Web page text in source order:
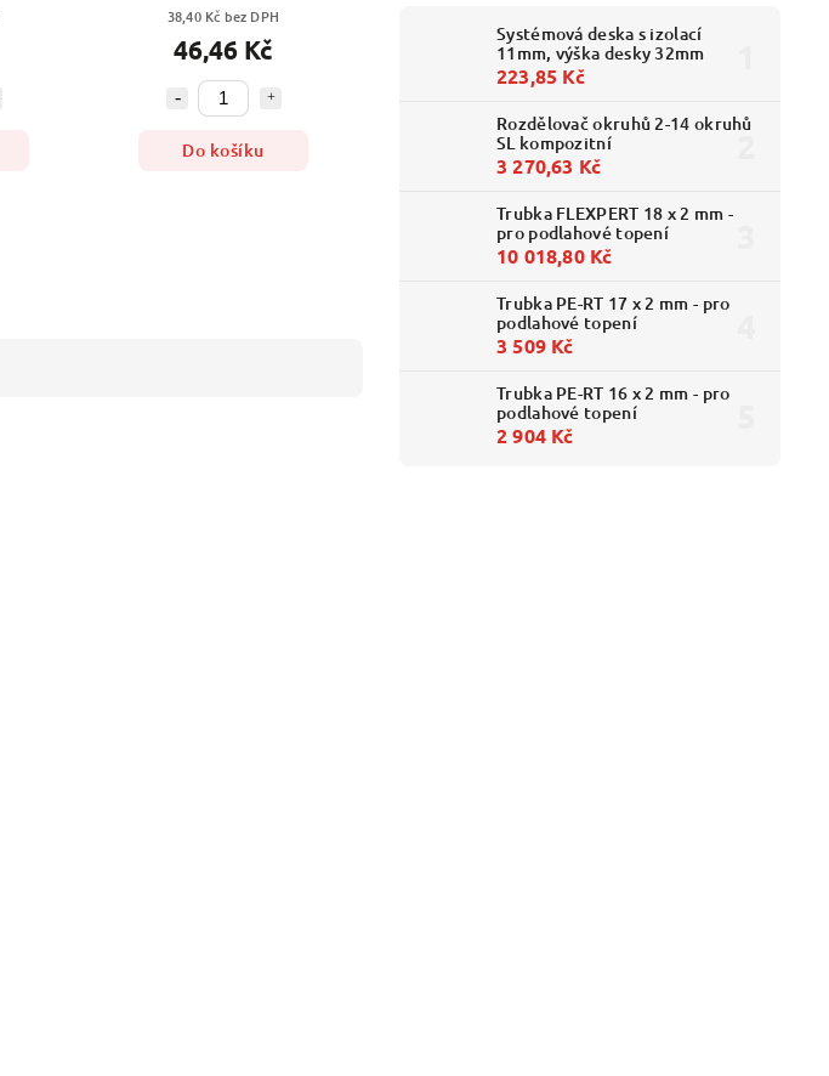
Systémová deska s izolací
11mm, výška desky 32mm
223,85 Kč
Rozdělovač okruhů 2-14 okruhů
SL kompozitní
3 270,63 Kč
Trubka FLEXPERT 18 x 2 mm -
pro podlahové topení
10 018,80 Kč
Trubka PE-RT 17 x 2 mm - pro
podlahové topení
3 509 Kč
Trubka PE-RT 16 x 2 mm - pro
podlahové topení
2 904 Kč
38,40 Kč bez DPH
46,46 Kč
Do košíku